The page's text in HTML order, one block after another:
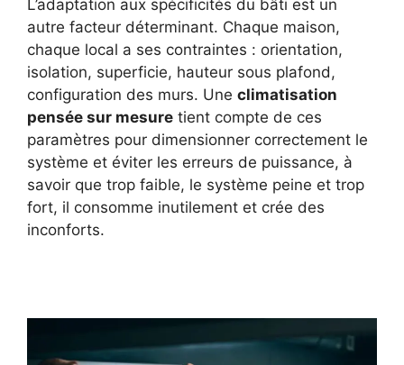
L’adaptation aux spécificités du bâti est un
autre facteur déterminant. Chaque maison,
chaque local a ses contraintes : orientation,
isolation, superficie, hauteur sous plafond,
configuration des murs. Une climatisation
pensée sur mesure tient compte de ces
paramètres pour dimensionner correctement le
système et éviter les erreurs de puissance, à
savoir que trop faible, le système peine et trop
fort, il consomme inutilement et crée des
inconforts.